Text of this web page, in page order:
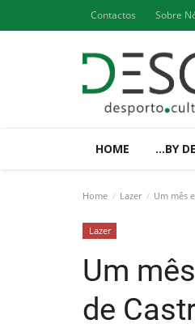
Contactos Sobre
HOME ...BY
Home Lazer Um mês
Lazer
Um
de